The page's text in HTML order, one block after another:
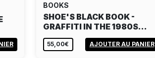
BOOKS
SHOE'S BLACK BOOK -
GRAFFITI IN THE 1980S…
55,00€ AJOUTER AU PANIER